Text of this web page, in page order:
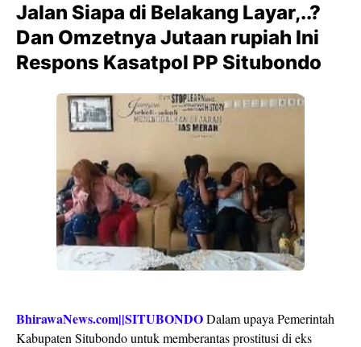
Jalan Siapa di Belakang Layar,..?
Dan Omzetnya Jutaan rupiah Ini
Respons Kasatpol PP Situbondo
BhirawaNews.com||SITUBONDODalam upaya Pemerintah
Kabupaten Situbondo untuk memberantas prostitusi di eks